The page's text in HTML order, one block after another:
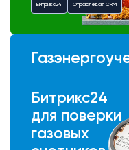
Битрикс24 Отраслевая CRM
Битрикс24
для поверки
газовых